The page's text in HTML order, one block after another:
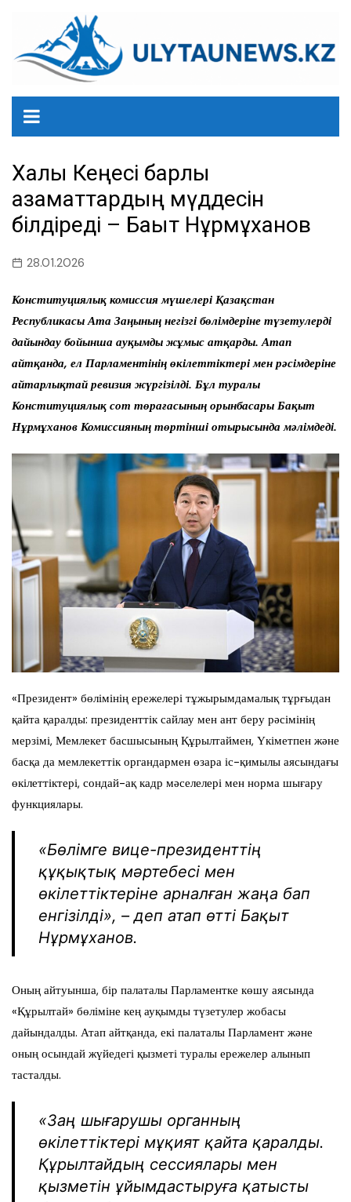
содержанию
Халық Кеңесі барлық
азаматтардың мүддесін
білдіреді – Бақыт Нұрмұханов
28.01.2026
Конституциялық комиссия мүшелері Қазақстан
Республикасы Ата Заңының негізгі бөлімдеріне түзетулерді
дайындау бойынша ауқымды жұмыс атқарды. Атап
айтқанда, ел Парламентінің өкілеттіктері мен рәсімдеріне
айтарлықтай ревизия жүргізілді. Бұл туралы
Конституциялық сот төрағасының орынбасары Бақыт
Нұрмұханов Комиссияның төртінші отырысында мәлімдеді.
«Президент» бөлімінің ережелері тұжырымдамалық тұрғыдан
қайта қаралды: президенттік сайлау мен ант беру рәсімінің
мерзімі, Мемлекет басшысының Құрылтаймен, Үкіметпен және
басқа да мемлекеттік органдармен өзара іс-қимылы аясындағы
өкілеттіктері, сондай-ақ кадр мәселелері мен норма шығару
функциялары.
«Бөлімге вице-президенттің
құқықтық мәртебесі мен
өкілеттіктеріне арналған жаңа бап
енгізілді», – деп атап өтті Бақыт
Нұрмұханов.
Оның айтуынша, бір палаталы Парламентке көшу аясында
«Құрылтай» бөліміне кең ауқымды түзетулер жобасы
дайындалды. Атап айтқанда, екі палаталы Парламент және
оның осындай жүйедегі қызметі туралы ережелер алынып
тасталды.
«Заң шығарушы органның
өкілеттіктері мұқият қайта қаралды.
Құрылтайдың сессиялары мен
қызметін ұйымдастыруға қатысты